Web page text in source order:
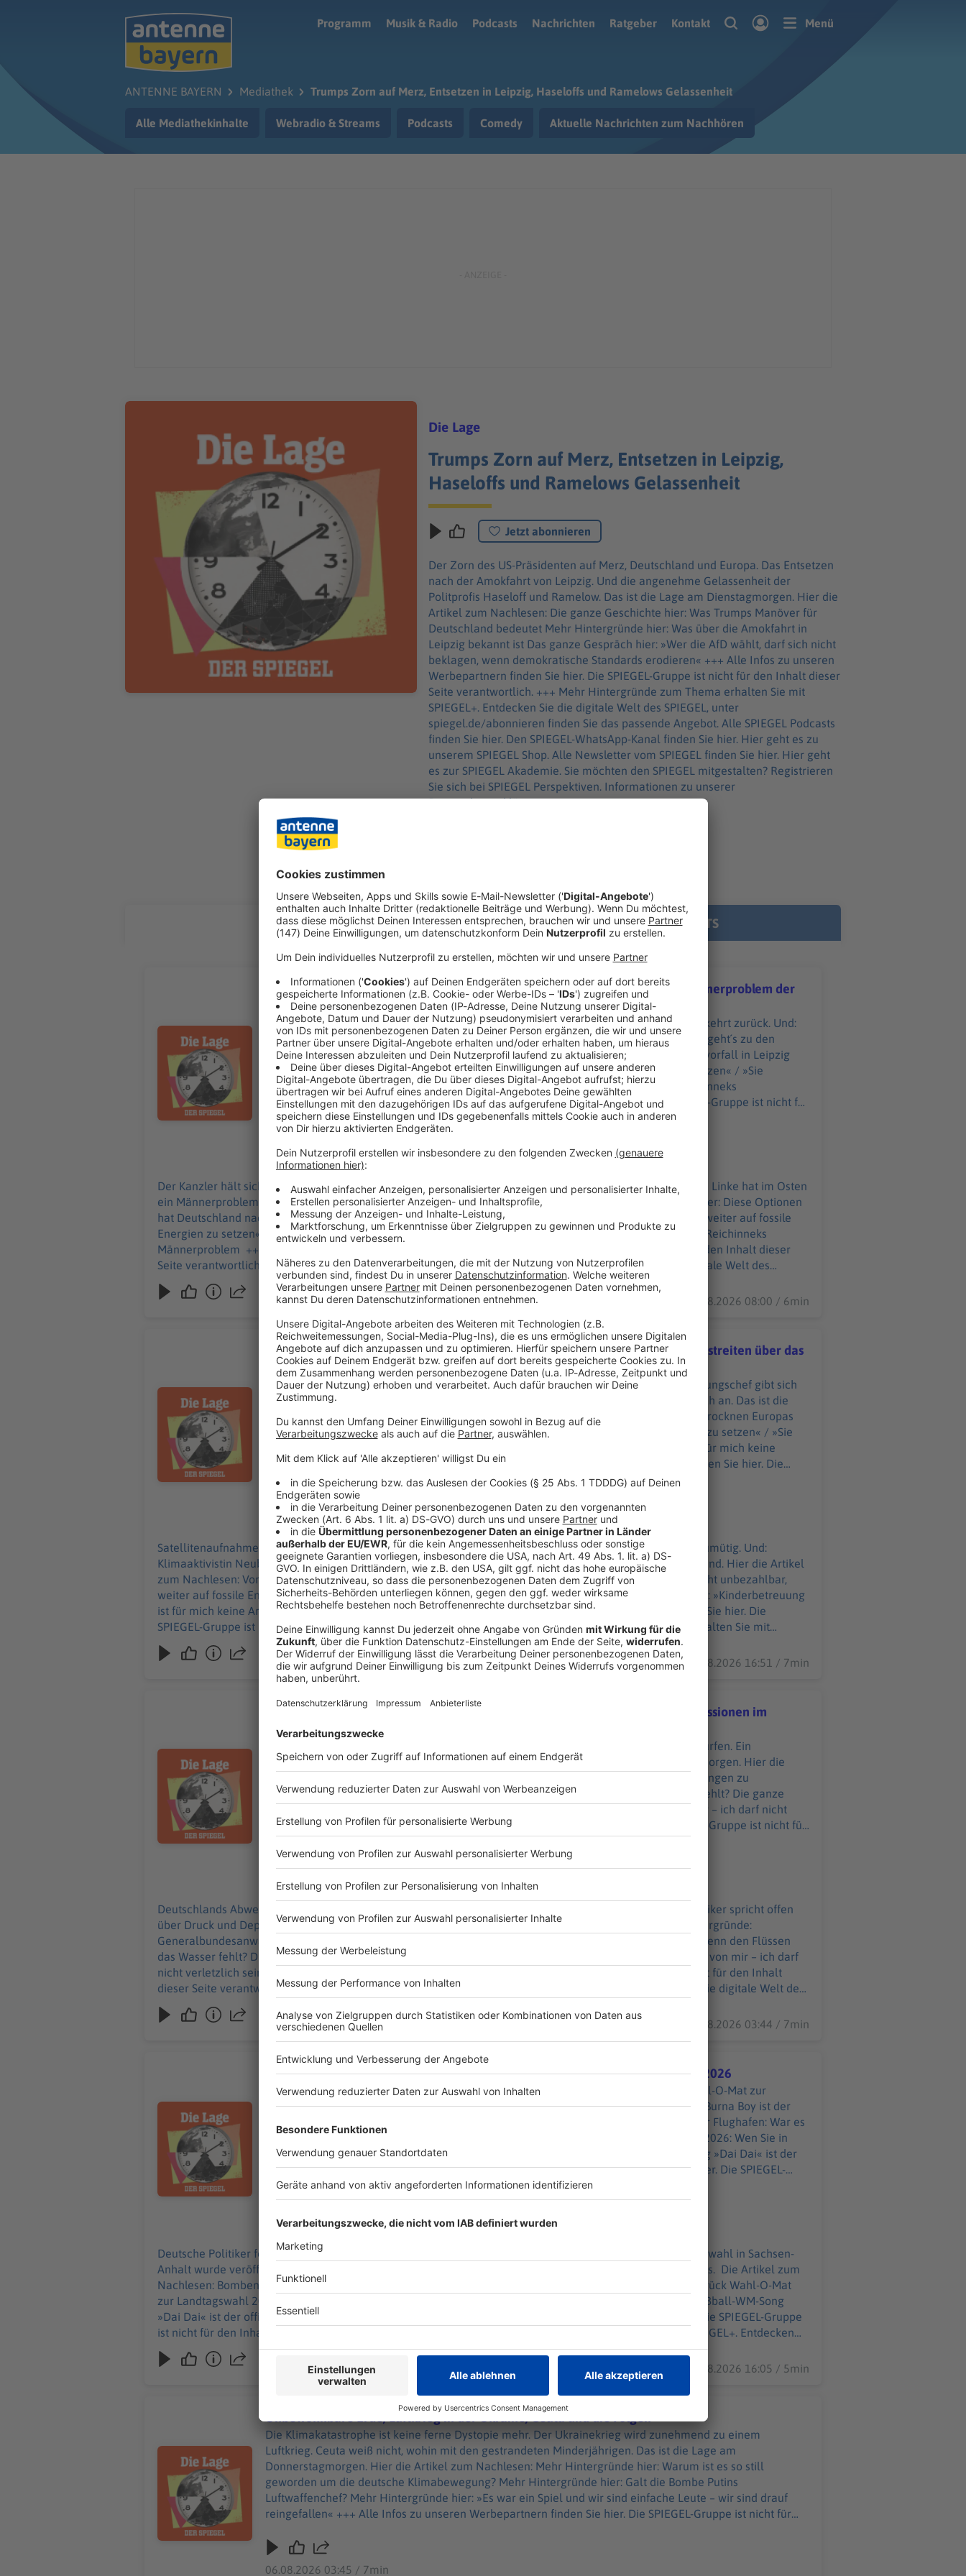
Programm
Musik & Radio Podcasts Nachrichten Ratgeber Kontakt Menü
ANTENNE BAYERN Mediathek Trumps Zorn auf Merz, Entsetzen in Leipzig, Haseloffs und Ramelows Gelassenheit
Alle Mediathekinhalte Webradio & Streams Podcasts Comedy Aktuelle Nachrichten zum Nachhören
Die Lage
Trumps Zorn auf Merz, Entsetzen in Leipzig,
Haseloffs und Ramelows Gelassenheit
Jetzt abonnieren
Der Zorn des US-Präsidenten auf Merz, Deutschland und Europa. Das Entsetzen
nach der Amokfahrt von Leipzig. Und die angenehme Gelassenheit der
Politprofis Haseloff und Ramelow. Das ist die Lage am Dienstagmorgen. Hier die
Artikel zum Nachlesen: Die ganze Geschichte hier: Was Trumps Manöver für
Deutschland bedeutet Mehr Hintergründe hier: Was über die Amokfahrt in
Leipzig bekannt ist Das ganze Gespräch hier: »Wer die AfD wählt, darf sich nicht
beklagen, wenn demokratische Standards erodieren« +++ Alle Infos zu unseren
Werbepartnern finden Sie hier. Die SPIEGEL-Gruppe ist nicht für den Inhalt dieser
Seite verantwortlich. +++ Mehr Hintergründe zum Thema erhalten Sie mit
SPIEGEL+. Entdecken Sie die digitale Welt des SPIEGEL, unter
spiegel.de/abonnieren finden Sie das passende Angebot. Alle SPIEGEL Podcasts
finden Sie hier. Den SPIEGEL-WhatsApp-Kanal finden Sie hier. Hier geht es zu
unserem SPIEGEL Shop. Alle Newsletter vom SPIEGEL finden Sie hier. Hier geht
es zur SPIEGEL Akademie. Sie möchten den SPIEGEL mitgestalten? Registrieren
Sie sich bei SPIEGEL Perspektiven. Informationen zu unserer
Datenschutzerklärung.
ALLE FOLGEN ANDERE PODCASTS
Audiotitel - Kanzler bleibt nach Drohnenvorfall im Hintergrund, Hitze kommt zurück, Männerproblem der Linkspartei
Kanzler bleibt nach Drohnenvorfall im Hintergrund, Hitze kommt zurück, Männerproblem der
Linkspartei
Der Kanzler hält sich nach dem Drohnenvorfall von Leipzig im Hintergrund. Die Hitze kehrt zurück. Und:
Die Linke hat im Osten ein Männerproblem. Das ist die Lage am Samstagmorgen. Hier geht´s zu den
Artikeln: Mehr Hintergründe hier: Diese Optionen hat Deutschland nach dem Drohnenvorfall in Leipzig
Mehr Hintergründe hier: »Es ist schlicht unbezahlbar, weiter auf fossile Energien zu setzen« / »Sie
gefährden mit Ihrer Agenda die Demokratie« Die ganze Geschichte gibt es hier: Reichinneks
Männerproblem +++ Alle Infos zu unseren Werbepartnern finden Sie hier. Die SPIEGEL-Gruppe ist nicht für
den Inhalt dieser Seite verantwortlich. +++ Mehr Hintergründe zum Thema erhalten Sie mit SPIEGEL+.
Entdecken Sie die digitale Welt des SPIEGEL, unter spiegel.de/abonnieren finden Sie das passende
Angebot. Alle SPIEGEL Podcasts finden Sie hier. Den SPIEGEL-WhatsApp-Kanal finden Sie hier. Hier geht es
zu unserem SPIEGEL Shop. Alle Newsletter vom SPIEGEL finden Sie hier. Hier geht es zur SPIEGEL
Informationen zu unserer Datenschutzerklärung.
08.08.2026 08:00 / 6min
Der Kanzler hält sich nach dem Drohnenvorfall von Leipzig im Hintergrund. Die Hitze kehrt zurück. Und: Die Linke hat im Osten
ein Männerproblem. Das ist die Lage am Samstagmorgen. Hier geht´s zu den Artikeln: Mehr Hintergründe hier: Diese Optionen
hat Deutschland nach dem Drohnenvorfall in Leipzig Mehr Hintergründe hier: »Es ist schlicht unbezahlbar, weiter auf fossile
Energien zu setzen« / »Sie gefährden mit Ihrer Agenda die Demokratie« Die ganze Geschichte gibt es hier: Reichinneks
Männerproblem +++ Alle Infos zu unseren Werbepartnern finden Sie hier. Die SPIEGEL-Gruppe ist nicht für den Inhalt dieser
Seite verantwortlich. +++ Mehr Hintergründe zum Thema erhalten Sie mit SPIEGEL+. Entdecken Sie die digitale Welt des
SPIEGEL, unter spiegel.de/abonnieren finden Sie das passende Angebot. Alle SPIEGEL Podcasts finden Sie hier. Den SPIEGEL-
WhatsApp-Kanal finden Sie hier. Hier geht es zu unserem SPIEGEL Shop. Alle Newsletter vom SPIEGEL finden Sie hier. Hier geht
Informationen zu unserer Datenschutzerklärung.
08.08.2026 08:00 / 6min
Audiotitel - Europas Flüsse trocknen aus, Klimaaktivistin Neubauer und CDU-Mann Müller streiten über das Klima, Österreichs Kanzler entschuldigt sich
Europas Flüsse trocknen aus, Klimaaktivistin Neubauer und CDU-Mann Müller streiten über das
Klima, Österreichs Kanzler entschuldigt sich
Satellitenaufnahmen zeigen, wie sehr Europas Flüsse austrocknen. Österreichs Regierungschef gibt sich
reumütig. Und: Klimaaktivistin Neubauer und CDU-Mann Müller streiten und nähern sich an. Das ist die
Lage am Freitagabend. Hier die Artikel zum Nachlesen: Vorher-nachher-Vergleich: So trocknen Europas
Flüsse aus SPIEGEL-Solutions: »Es ist schlicht unbezahlbar, weiter auf fossile Energien zu setzen« / »Sie
gefährden mit Ihrer Agenda die Demokratie« Christian Stocker: »Kinderbetreuung ist für mich keine
Arbeit«, sagt Österreichs Bundeskanzler +++ Alle Infos zu unseren Werbepartnern finden Sie hier. Die
SPIEGEL-Gruppe ist nicht für den Inhalt dieser Seite verantwortlich. +++ Mehr Hintergründe zum Thema
erhalten Sie mit SPIEGEL+. Entdecken Sie die digitale Welt des SPIEGEL, unter spiegel.de/abonnieren
finden Sie das passende Angebot. Alle SPIEGEL Podcasts finden Sie hier. Den SPIEGEL-WhatsApp-Kanal
finden Sie hier. Hier geht es zu unserem SPIEGEL Shop. Alle Newsletter vom SPIEGEL finden Sie hier. Hier
geht es zur SPIEGEL Akademie. Sie möchten den SPIEGEL mitgestalten? Registrieren Sie sich bei SPIEGEL
Perspektiven. Informationen zu unserer Datenschutzerklärung.
07.08.2026 16:51 / 7min
Satellitenaufnahmen zeigen, wie sehr Europas Flüsse austrocknen. Österreichs Regierungschef gibt sich reumütig. Und:
Klimaaktivistin Neubauer und CDU-Mann Müller streiten und nähern sich an. Das ist die Lage am Freitagabend. Hier die Artikel
zum Nachlesen: Vorher-nachher-Vergleich: So trocknen Europas Flüsse aus SPIEGEL-Solutions: »Es ist schlicht unbezahlbar,
weiter auf fossile Energien zu setzen« / »Sie gefährden mit Ihrer Agenda die Demokratie« Christian Stocker: »Kinderbetreuung
ist für mich keine Arbeit«, sagt Österreichs Bundeskanzler +++ Alle Infos zu unseren Werbepartnern finden Sie hier. Die
SPIEGEL-Gruppe ist nicht für den Inhalt dieser Seite verantwortlich. +++ Mehr Hintergründe zum Thema erhalten Sie mit
SPIEGEL+. Entdecken Sie die digitale Welt des SPIEGEL, unter spiegel.de/abonnieren finden Sie das passende Angebot. Alle
SPIEGEL Podcasts finden Sie hier. Den SPIEGEL-WhatsApp-Kanal finden Sie hier. Hier geht es zu unserem SPIEGEL Shop. Alle
Newsletter vom SPIEGEL finden Sie hier. Hier geht es zur SPIEGEL Akademie. Sie möchten den SPIEGEL mitgestalten?
07.08.2026 16:51 / 7min
Audiotitel - Schwache Drohnenabwehr in Deutschland, zu wenig Wasser in Flüssen, Depressionen im Bundestag
Schwache Drohnenabwehr in Deutschland, zu wenig Wasser in Flüssen, Depressionen im
Bundestag
Deutschlands Abwehr gegen Drohnen schwächelt. Lkw sollen auch sonntags fahren dürfen. Ein
Grünenpolitiker spricht offen über Druck und Depression. Das ist die Lage am Freitagmorgen. Hier die
Artikel zum Nachlesen: Mehr Hintergründe: Generalbundesanwalt übernimmt Ermittlungen zu
Sprengstoff-Drohne Mehr Hintergründe: Hilft Baggern, wenn den Flüssen das Wasser fehlt? Die ganze
Geschichte hier: »Als Mann und als migrantischer Politiker hatte ich dieses Bild von mir – ich darf nicht
verletzlich sein« +++ Alle Infos zu unseren Werbepartnern finden Sie hier. Die SPIEGEL-Gruppe ist nicht für
den Inhalt dieser Seite verantwortlich. +++ Mehr Hintergründe zum Thema erhalten Sie mit SPIEGEL+.
Entdecken Sie die digitale Welt des SPIEGEL, unter spiegel.de/abonnieren finden Sie das passende
Angebot. Alle SPIEGEL Podcasts finden Sie hier. Den SPIEGEL-WhatsApp-Kanal finden Sie hier. Hier geht es
zu unserem SPIEGEL Shop. Alle Newsletter vom SPIEGEL finden Sie hier. Hier geht es zur SPIEGEL
Akademie. Sie möchten den SPIEGEL mitgestalten? Registrieren Sie sich bei SPIEGEL Perspektiven.
Informationen zu unserer Datenschutzerklärung.
07.08.2026 03:44 / 7min
Deutschlands Abwehr gegen Drohnen schwächelt. Lkw sollen auch sonntags fahren dürfen. Ein Grünenpolitiker spricht offen
über Druck und Depression. Das ist die Lage am Freitagmorgen. Hier die Artikel zum Nachlesen: Mehr Hintergründe:
Generalbundesanwalt übernimmt Ermittlungen zu Sprengstoff-Drohne Mehr Hintergründe: Hilft Baggern, wenn den Flüssen
das Wasser fehlt? Die ganze Geschichte hier: »Als Mann und als migrantischer Politiker hatte ich dieses Bild von mir – ich darf
nicht verletzlich sein« +++ Alle Infos zu unseren Werbepartnern finden Sie hier. Die SPIEGEL-Gruppe ist nicht für den Inhalt
dieser Seite verantwortlich. +++ Mehr Hintergründe zum Thema erhalten Sie mit SPIEGEL+. Entdecken Sie die digitale Welt des
SPIEGEL, unter spiegel.de/abonnieren finden Sie das passende Angebot. Alle SPIEGEL Podcasts finden Sie hier. Den SPIEGEL-
WhatsApp-Kanal finden Sie hier. Hier geht es zu unserem SPIEGEL Shop. Alle Newsletter vom SPIEGEL finden Sie hier. Hier geht
es zur SPIEGEL Akademie. Sie möchten den SPIEGEL mitgestalten? Registrieren Sie sich bei SPIEGEL Perspektiven.
07.08.2026 03:44 / 7min
Audiotitel - Drohne am Leipziger Flughafen, Wahl-O-Mat für Sachsen-Anhalt, Sommerhit 2026
Drohne am Leipziger Flughafen, Wahl-O-Mat für Sachsen-Anhalt, Sommerhit 2026
Deutsche Politiker fordern mehr Klarheit nach dem Drohnenfund von Leipzig. Der Wahl-O-Mat zur
Landtagswahl in Sachsen-Anhalt wurde veröffentlicht. Und »Dai Dai« von Shakira und Burna Boy ist der
offizielle Sommerhit des Jahres. Die Artikel zum Nachlesen: Bombenfund am Leipziger Flughafen: War es
Russland? Der Innenminister hält sich auffällig zurück Wahl-O-Mat zur Landtagswahl 2026: Wen Sie in
Sachsen-Anhalt wählen wollen Mehr als 60 Millionen Mal gestreamt: Fußball-WM-Song »Dai Dai« ist der
offizielle Sommerhit des Jahres +++ Alle Infos zu unseren Werbepartnern finden Sie hier. Die SPIEGEL-
Gruppe ist nicht für den Inhalt dieser Seite verantwortlich. +++ Mehr Hintergründe zum Thema erhalten
Sie mit SPIEGEL+. Entdecken Sie die digitale Welt des SPIEGEL, unter spiegel.de/abonnieren finden Sie das
passende Angebot. Alle SPIEGEL Podcasts finden Sie hier. Den SPIEGEL-WhatsApp-Kanal finden Sie hier.
Hier geht es zu unserem SPIEGEL Shop. Alle Newsletter vom SPIEGEL finden Sie hier. Hier geht es zur
SPIEGEL Akademie. Sie möchten den SPIEGEL mitgestalten? Registrieren Sie sich bei SPIEGEL
Perspektiven. Informationen zu unserer Datenschutzerklärung.
06.08.2026 16:05 / 5min
Deutsche Politiker fordern mehr Klarheit nach dem Drohnenfund von Leipzig. Der Wahl-O-Mat zur Landtagswahl in Sachsen-
Anhalt wurde veröffentlicht. Und »Dai Dai« von Shakira und Burna Boy ist der offizielle Sommerhit des Jahres. Die Artikel zum
Nachlesen: Bombenfund am Leipziger Flughafen: War es Russland? Der Innenminister hält sich auffällig zurück Wahl-O-Mat
zur Landtagswahl 2026: Wen Sie in Sachsen-Anhalt wählen wollen Mehr als 60 Millionen Mal gestreamt: Fußball-WM-Song
»Dai Dai« ist der offizielle Sommerhit des Jahres +++ Alle Infos zu unseren Werbepartnern finden Sie hier. Die SPIEGEL-Gruppe
ist nicht für den Inhalt dieser Seite verantwortlich. +++ Mehr Hintergründe zum Thema erhalten Sie mit SPIEGEL+. Entdecken
Sie die digitale Welt des SPIEGEL, unter spiegel.de/abonnieren finden Sie das passende Angebot. Alle SPIEGEL Podcasts finden
Sie hier. Den SPIEGEL-WhatsApp-Kanal finden Sie hier. Hier geht es zu unserem SPIEGEL Shop. Alle Newsletter vom SPIEGEL
Perspektiven. Informationen zu unserer Datenschutzerklärung.
06.08.2026 16:05 / 5min
Audiotitel - Unbewohnbare Erde, Luftkrieg in der Ukraine, Ceuta und die Folgen
Unbewohnbare Erde, Luftkrieg in der Ukraine, Ceuta und die Folgen
Die Klimakatastrophe ist keine ferne Dystopie mehr. Der Ukrainekrieg wird zunehmend zu einem
Luftkrieg. Ceuta weiß nicht, wohin mit den gestrandeten Minderjährigen. Das ist die Lage am
Donnerstagmorgen. Hier die Artikel zum Nachlesen: Mehr Hintergründe hier: Warum ist es so still
geworden um die deutsche Klimabewegung? Mehr Hintergründe hier: Galt die Bombe Putins
Luftwaffenchef? Mehr Hintergründe hier: »Es war ein Spiel und wir sind einfache Leute – wir sind drauf
reingefallen« +++ Alle Infos zu unseren Werbepartnern finden Sie hier. Die SPIEGEL-Gruppe ist nicht für
Entdecken Sie die digitale Welt des SPIEGEL, unter spiegel.de/abonnieren finden Sie das passende
06.08.2026 03:45 / 7min